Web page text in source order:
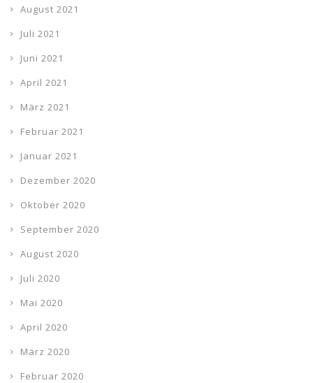
August 2021
Juli 2021
Juni 2021
April 2021
März 2021
Februar 2021
Januar 2021
Dezember 2020
Oktober 2020
September 2020
August 2020
Juli 2020
Mai 2020
April 2020
März 2020
Februar 2020